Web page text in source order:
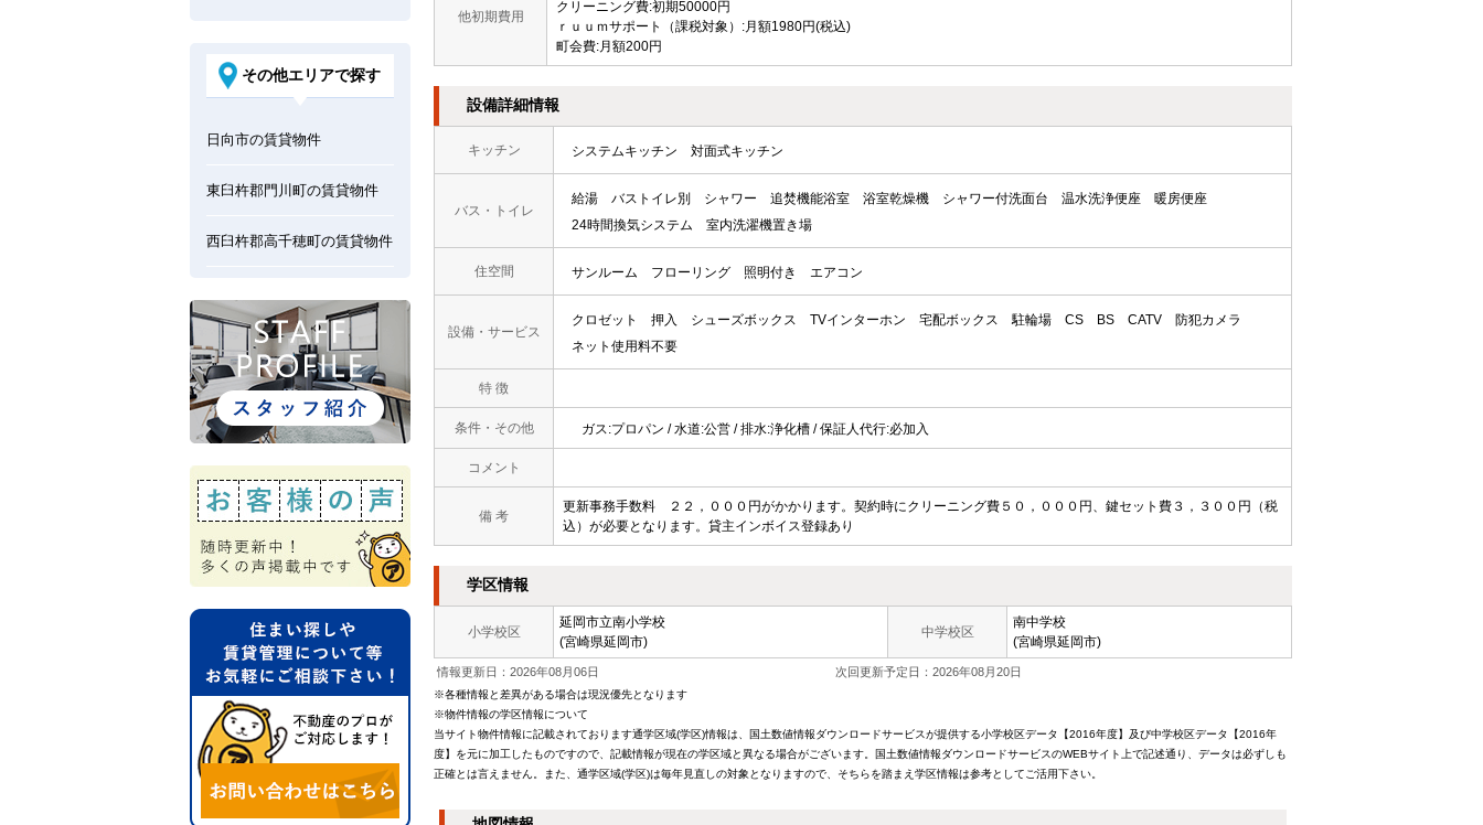
他初期費用
クリーニング費:初期50000円
ｒｕｕｍサポート（課税対象）:月額1980円(税込)
町会費:月額200円
設備詳細情報
キッチン システムキッチン 対面式キッチン
バス・トイレ
給湯 バストイレ別 シャワー 追焚機能浴室 浴室乾燥機 シャワー付洗面台 温水洗浄便座
暖房便座
24時間換気システム
室内洗濯機置き場
住空間 サンルーム フローリング 照明付き エアコン
設備・サービス
クロゼット 押入 シューズボックス TVインターホン 宅配ボックス 駐輪場 CS BS CATV
防犯カメラ
ネット使用料不要
特 徴
条件・その他 ガス:プロパン / 水道:公営 / 排水:浄化槽 / 保証人代行:必加入
コメント
備 考
更新事務手数料 ２２，０００円がかかります。契約時にクリーニング費５０，０００円、鍵セット費３，３００円（税
込）が必要となります。貸主インボイス登録あり
学区情報
小学校区
延岡市立南小学校
(宮崎県延岡市)
中学校区
南中学校
(宮崎県延岡市)
情報更新日：2026年08月06日 次回更新予定日：2026年08月20日
※各種情報と差異がある場合は現況優先となります
※物件情報の学区情報について
当サイト物件情報に記載されております通学区域(学区)情報は、国土数値情報ダウンロードサービスが提供する小学校区データ【2016年度】及び中学校区データ【2016年
度】を元に加工したものですので、記載情報が現在の学区域と異なる場合がございます。国土数値情報ダウンロードサービスのWEBサイト上で記述通り、データは必ずしも
正確とは言えません。また、通学区域(学区)は毎年見直しの対象となりますので、そちらを踏まえ学区情報は参考としてご活用下さい。
その他エリアで探す
日向市の賃貸物件
東臼杵郡門川町の賃貸物件
西臼杵郡高千穂町の賃貸物件